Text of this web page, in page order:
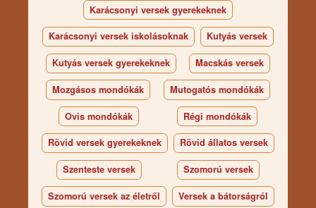
Karácsonyi versek gyerekeknek
Karácsonyi versek iskolásoknak Kutyás versek
Kutyás versek gyerekeknek Macskás versek
Mozgásos mondókák Mutogatós mondókák
Ovis mondókák Régi mondókák
Rövid versek gyerekeknek Rövid állatos versek
Szenteste versek Szomorú versek
Szomorú versek az életről Versek a bátorságról